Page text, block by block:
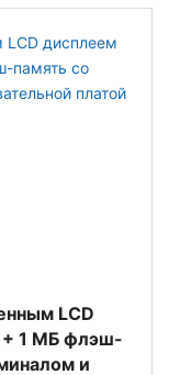
LCD
+ 1 МБ флэш-
и